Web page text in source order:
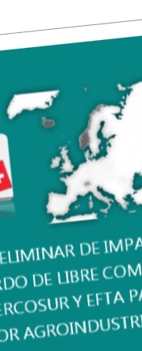
MORENO: EL
Y...
Jun/2026